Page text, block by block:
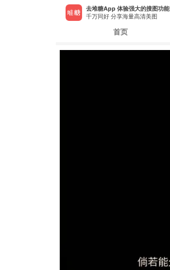
去堆糖App 体验强大的搜图功能
千万同好 分享海量高清美图
首页